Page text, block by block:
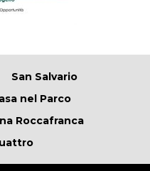
San Salvario
nel Parco
Roccafranca